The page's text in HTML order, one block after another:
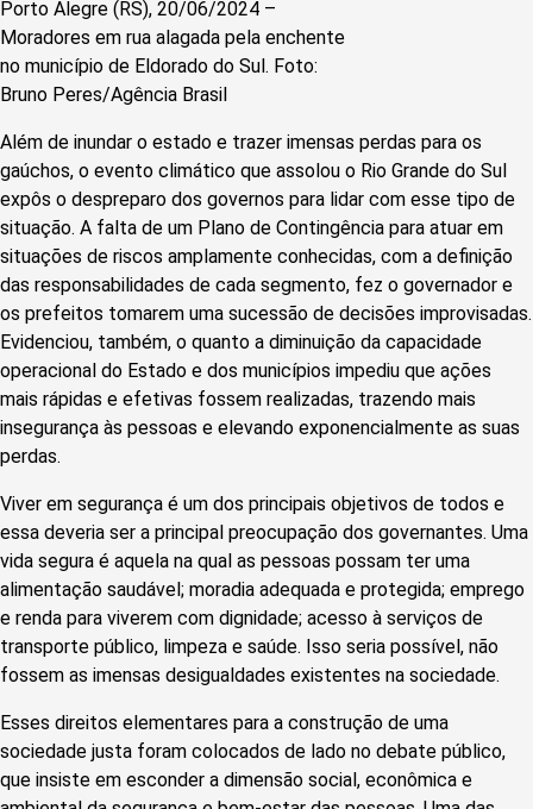
Porto Alegre (RS), 20/06/2024 –
Moradores em rua alagada pela enchente
no município de Eldorado do Sul. Foto:
Bruno Peres/Agência Brasil
Além de inundar o estado e trazer imensas perdas para os
gaúchos, o evento climático que assolou o Rio Grande do Sul
expôs o despreparo dos governos para lidar com esse tipo de
situação. A falta de um Plano de Contingência para atuar em
situações de riscos amplamente conhecidas, com a definição
das responsabilidades de cada segmento, fez o governador e
os prefeitos tomarem uma sucessão de decisões improvisadas.
Evidenciou, também, o quanto a diminuição da capacidade
operacional do Estado e dos municípios impediu que ações
mais rápidas e efetivas fossem realizadas, trazendo mais
insegurança às pessoas e elevando exponencialmente as suas
perdas.
Viver em segurança é um dos principais objetivos de todos e
essa deveria ser a principal preocupação dos governantes. Uma
vida segura é aquela na qual as pessoas possam ter uma
alimentação saudável; moradia adequada e protegida; emprego
e renda para viverem com dignidade; acesso à serviços de
transporte público, limpeza e saúde. Isso seria possível, não
fossem as imensas desigualdades existentes na sociedade.
Esses direitos elementares para a construção de uma
sociedade justa foram colocados de lado no debate público,
que insiste em esconder a dimensão social, econômica e